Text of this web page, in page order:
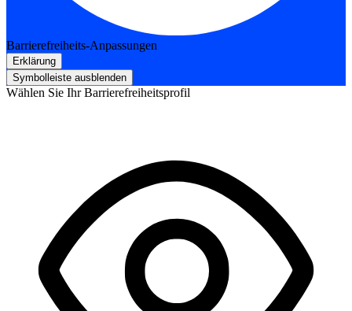
Barrierefreiheits-Anpassungen
Erklärung
Symbolleiste ausblenden
Wählen Sie Ihr Barrierefreiheitsprofil